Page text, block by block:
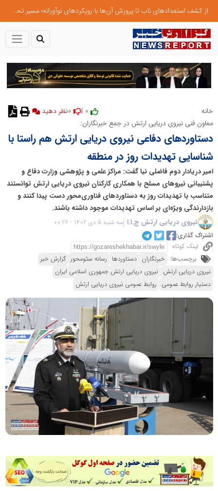
از کشف استعدادهای ناب تا پرورش آن‌ها با رویکردهای نوآورانه؛ مسیر تحول‌آفرین شنای ایران در سطح جهانی
خانه
معاون فنی نیروی دریایی ارتش در جمع خبرنگاران:
دستاوردهای دفاعی نیروی دریایی ارتش هم راستا با
شناسایی تهدیدات روز در منطقه
امیر دریادار دوم فاضلی نیا گفت: مراکز علمی و پژوهشی وزارت دفاع و
پشتیبانی نیروهای مسلح با همکاری کارکنان نیروی دریایی ارتش توانستند
متناسب با تهدیدات روز به دستاوردهای فناوری‌محور دست پیدا کنند و
بازدارندگی ویژه‌ای بر اساس تهدیدات موجود داشته باشند.
نیروی دریایی ارتش ج.ا.ا سه شنبه 5 دی 1402 - 00:26
اشتراک گذاری:
لینک کوتاه
برچسب‌ها: خبرنگاران دستاوردها رسانه سئومحور گزارش خبر
نیروی دریایی ارتش نیروی دریایی ارتش جمهوری اسلامی ایران
دستیار روابط عمومی روابط عمومی نیروی دریایی ارتش